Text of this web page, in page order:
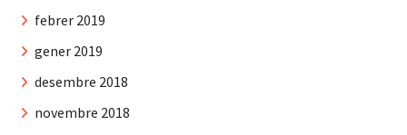
febrer 2019
gener 2019
desembre 2018
novembre 2018